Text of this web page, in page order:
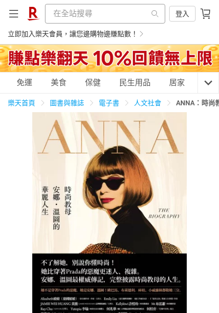
登入
立即加入樂天會員，讓您邊購物邊賺點數！
購物網分類
美食蛋糕 養生保健
3C家電 運動休閒
化妝保養 情趣用品
日本購物 電子/紙本書
HOT
免運 美食 保健 民生用品 居家 3C
樂天首頁 圖書與雜誌 電子書 人文社會 ANNA：時尚